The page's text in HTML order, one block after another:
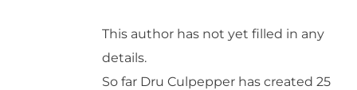
This author has not yet filled in any
details.
So far Dru Culpepper has created 25